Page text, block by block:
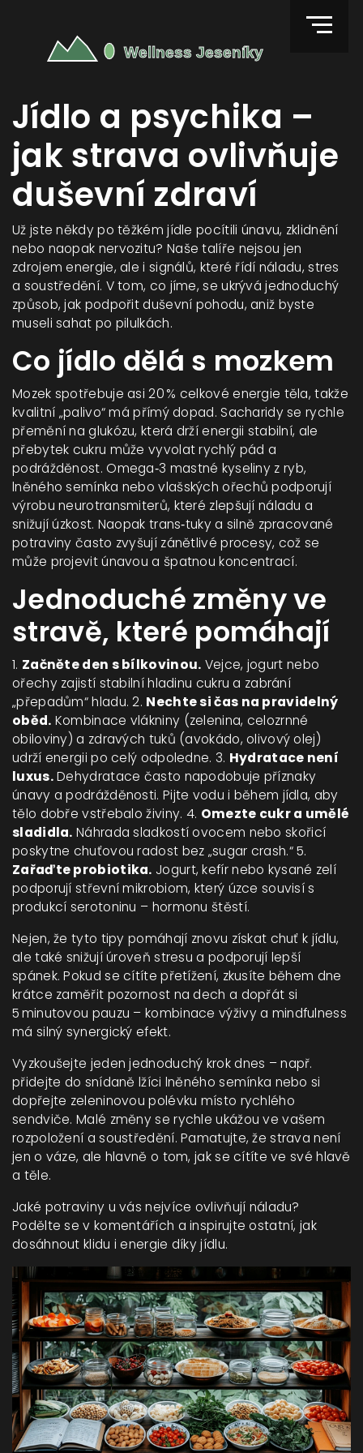
Jídlo a psychika –
jak strava ovlivňuje
duševní zdraví
Už jste někdy po těžkém jídle pocítili únavu, zklidnění
nebo naopak nervozitu? Naše talíře nejsou jen
zdrojem energie, ale i signálů, které řídí náladu, stres
a soustředění. V tom, co jíme, se ukrývá jednoduchý
způsob, jak podpořit duševní pohodu, aniž byste
museli sahat po pilulkách.
Co jídlo dělá s mozkem
Mozek spotřebuje asi 20 % celkové energie těla, takže
kvalitní „palivo“ má přímý dopad. Sacharidy se rychle
přemění na glukózu, která drží energii stabilní, ale
přebytek cukru může vyvolat rychlý pád a
podrážděnost. Omega‑3 mastné kyseliny z ryb,
lněného semínka nebo vlašských ořechů podporují
výrobu neurotransmiterů, které zlepšují náladu a
snižují úzkost. Naopak trans‑tuky a silně zpracované
potraviny často zvyšují zánětlivé procesy, což se
může projevit únavou a špatnou koncentrací.
Jednoduché změny ve
stravě, které pomáhají
1. Začněte den s bílkovinou. Vejce, jogurt nebo
ořechy zajistí stabilní hladinu cukru a zabrání
„přepadům“ hladu. 2. Nechte si čas na pravidelný
oběd. Kombinace vlákniny (zelenina, celozrnné
obiloviny) a zdravých tuků (avokádo, olivový olej)
udrží energii po celý odpoledne. 3. Hydratace není
luxus.Dehydratace často napodobuje příznaky
únavy a podrážděnosti. Pijte vodu i během jídla, aby
tělo dobře vstřebalo živiny. 4. Omezte cukr a umělé
sladidla. Náhrada sladkostí ovocem nebo skořicí
poskytne chuťovou radost bez „sugar crash.“ 5.
Zařaďte probiotika. Jogurt, kefír nebo kysané zelí
podporují střevní mikrobiom, který úzce souvisí s
produkcí serotoninu – hormonu štěstí.
Nejen, že tyto tipy pomáhají znovu získat chuť k jídlu,
ale také snižují úroveň stresu a podporují lepší
spánek. Pokud se cítíte přetížení, zkusíte během dne
krátce zaměřit pozornost na dech a dopřát si
5 minutovou pauzu – kombinace výživy a mindfulness
má silný synergický efekt.
Vyzkoušejte jeden jednoduchý krok dnes – např.
přidejte do snídaně lžíci lněného semínka nebo si
dopřejte zeleninovou polévku místo rychlého
sendviče. Malé změny se rychle ukážou ve vašem
rozpoložení a soustředění. Pamatujte, že strava není
jen o váze, ale hlavně o tom, jak se cítíte ve své hlavě
a těle.
Jaké potraviny u vás nejvíce ovlivňují náladu?
Podělte se v komentářích a inspirujte ostatní, jak
dosáhnout klidu i energie díky jídlu.